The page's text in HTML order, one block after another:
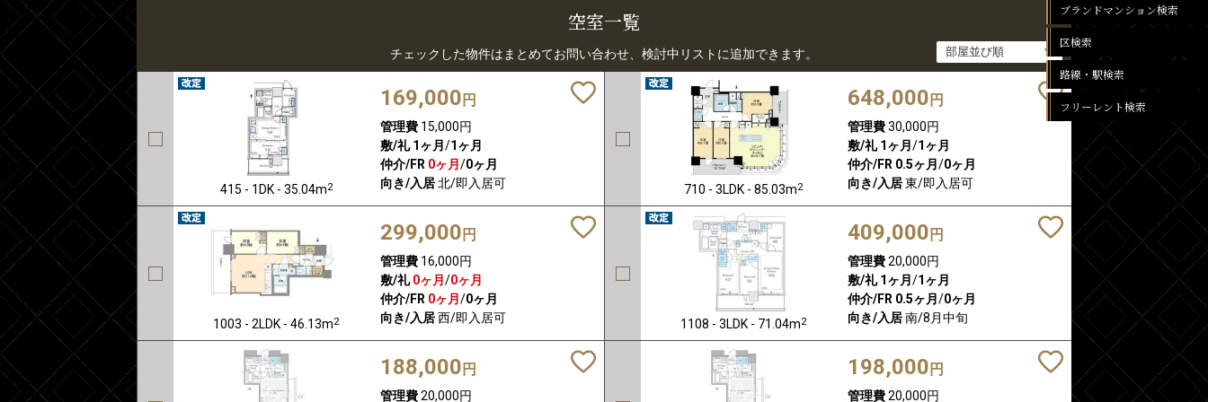
空室一覧
チェックした物件はまとめてお問い合わせ、検討中リストに追加できます。
415 - 1DK - 35.04m2
169,000 円
管理費15,000円
敷/礼 1ヶ月 /1ヶ月
仲介/FR 0ヶ月 /0ヶ月
向き/入居北/即入居可 710 - 3LDK - 85.03m2
648,000 円
管理費30,000円
敷/礼 1ヶ月 /1ヶ月
仲介/FR 0.5ヶ月 /0ヶ月
向き/入居東/即入居可
1003 - 2LDK - 46.13m2
299,000 円
管理費16,000円
敷/礼 0ヶ月 /0ヶ月
仲介/FR 0ヶ月 /0ヶ月
向き/入居西/即入居可 1108 - 3LDK - 71.04m2
409,000 円
管理費20,000円
敷/礼 1ヶ月 /1ヶ月
仲介/FR 0.5ヶ月 /0ヶ月
向き/入居南/8月中旬
188,000 円
管理費20,000円
198,000 円
管理費20,000円
ブランドマンション検索
区検索
路線・駅検索
フリーレント検索